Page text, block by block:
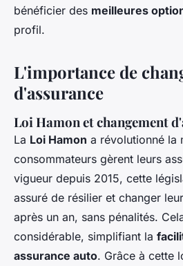
bénéficier des meilleures
profil.
L'importance de
d'assurance
Loi Hamon et changement
La Loi Hamon a révolutionné la
consommateurs gèrent leurs
vigueur depuis 2015, cette
assuré de résilier et changer
après un an, sans pénalités.
considérable, simplifiant la
assurance auto. Grâce à cette